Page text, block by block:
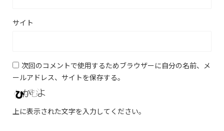
サイト
次回のコメントで使用するためブラウザーに自分の名前、メ
ールアドレス、サイトを保存する。
上に表示された文字を入力してください。